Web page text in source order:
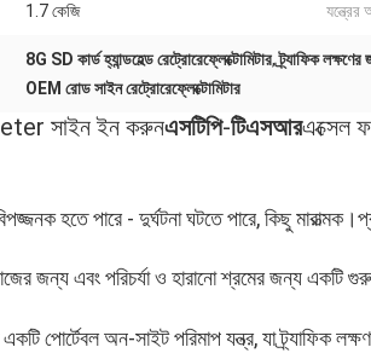
1.7 কেজি
8G SD কার্ড হ্যান্ডহেল্ড রেট্রোরেফ্লেক্টোমিটার,ট্র্যাফিক
OEM রোড সাইন রেট্রোরেফ্লেক্টোমিটার
সাইন ইন করুনএসটিপি-টিএসআরএক্সেল
হতে পারে - দুর্ঘটনা ঘটতে পারে, কিছু
জন্য এবং পরিচর্যা ও হারানো শ্রমের জন্য একটি
পোর্টেবল অন-সাইট পরিমাপ যন্ত্র, যা ট্র্যাফিক